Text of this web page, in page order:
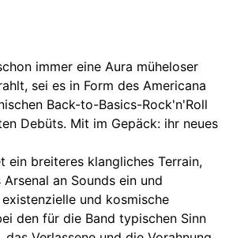
immer eine Aura müheloser
sei es in Form des Americana
Back-to-Basics-Rock'n'Roll
Debüts. Mit im Gepäck: ihr neues
ein breiteres klangliches Terrain,
an Sounds ein und
und kosmische
den für die Band typischen Sinn